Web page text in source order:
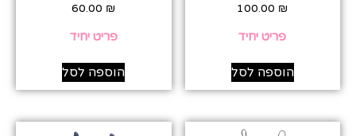
100.00 ₪
פריט יחיד
הוספה לסל
60.00 ₪
פריט יחיד
הוספה לסל